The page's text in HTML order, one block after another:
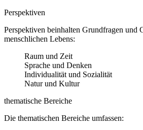
Perspektiven
Perspektiven beinhalten Grundfragen und
menschlichen Lebens:
Raum und Zeit
Sprache und Denken
Individualität und Sozialität
Natur und Kultur
thematische Bereiche
Die thematischen Bereiche umfassen: